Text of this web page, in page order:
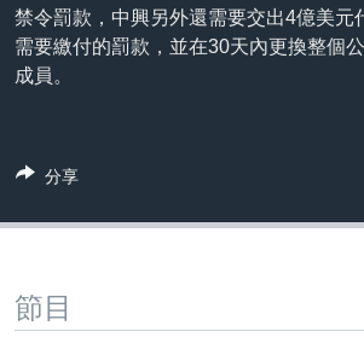
YOUTUBE頻道
港人港心
美國透視
禁令罰款，中興另外還需要交出4億美元
需要繳付的罰款，並在30天內更換整個
成員。
分享
節目